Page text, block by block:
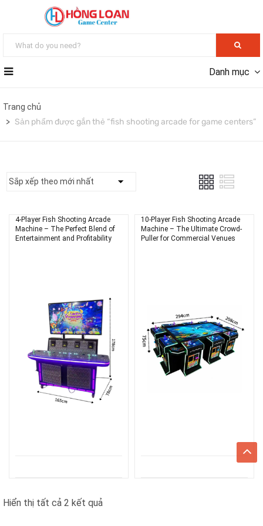
Danh mục
Trang chủ
Sản phẩm được gắn thẻ “fish shooting arcade for game centers”
4-Player Fish Shooting Arcade
Machine – The Perfect Blend of
Entertainment and Profitability
10-Player Fish Shooting Arcade
Machine – The Ultimate Crowd-
Puller for Commercial Venues
Hiển thị tất cả 2 kết quả